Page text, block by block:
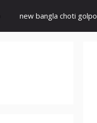
new bangla choti golpo